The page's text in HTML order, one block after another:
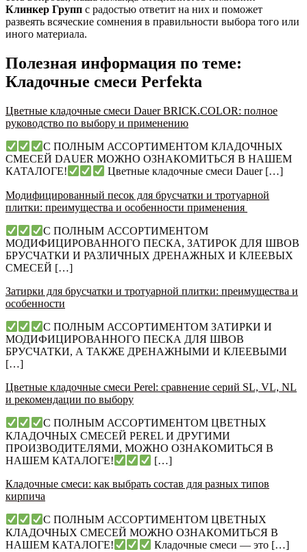
Клинкер Групп с радостью ответит на них и поможет
развеять всяческие сомнения в правильности выбора того или
иного материала.
Полезная информация по теме:
Кладочные смеси Perfekta
Цветные кладочные смеси Dauer BRICK.COLOR: полное
руководство по выбору и применению
С ПОЛНЫМ АССОРТИМЕНТОМ КЛАДОЧНЫХ
СМЕСЕЙ DAUER МОЖНО ОЗНАКОМИТЬСЯ В НАШЕМ
КАТАЛОГЕ!
Цветные кладочные смеси Dauer […]
Модифицированный песок для брусчатки и тротуарной
плитки: преимущества и особенности применения
С ПОЛНЫМ АССОРТИМЕНТОМ
МОДИФИЦИРОВАННОГО ПЕСКА, ЗАТИРОК ДЛЯ ШВОВ
БРУСЧАТКИ И РАЗЛИЧНЫХ ДРЕНАЖНЫХ И КЛЕЕВЫХ
СМЕСЕЙ […]
Затирки для брусчатки и тротуарной плитки: преимущества и
особенности
С ПОЛНЫМ АССОРТИМЕНТОМ ЗАТИРКИ И
МОДИФИЦИРОВАННОГО ПЕСКА ДЛЯ ШВОВ
БРУСЧАТКИ, А ТАКЖЕ ДРЕНАЖНЫМИ И КЛЕЕВЫМИ
[…]
Цветные кладочные смеси Perel: сравнение серий SL, VL, NL
и рекомендации по выбору
С ПОЛНЫМ АССОРТИМЕНТОМ ЦВЕТНЫХ
КЛАДОЧНЫХ СМЕСЕЙ PEREL И ДРУГИМИ
ПРОИЗВОДИТЕЛЯМИ, МОЖНО ОЗНАКОМИТЬСЯ В
НАШЕМ КАТАЛОГЕ!
[…]
Кладочные смеси: как выбрать состав для разных типов
кирпича
С ПОЛНЫМ АССОРТИМЕНТОМ ЦВЕТНЫХ
КЛАДОЧНЫХ СМЕСЕЙ МОЖНО ОЗНАКОМИТЬСЯ В
НАШЕМ КАТАЛОГЕ!
Кладочные смеси — это […]